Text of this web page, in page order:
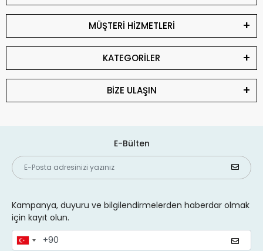
MÜŞTERİ HİZMETLERİ
KATEGORİLER
BİZE ULAŞIN
E-Bülten
Kampanya, duyuru ve bilgilendirmelerden haberdar olmak
için kayıt olun.